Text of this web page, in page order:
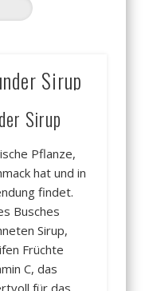
Sirup
Sirup
Pflanze,
hat und in
findet.
Busches
Sirup,
Früchte
C, das